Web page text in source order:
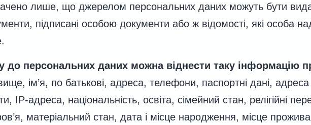
лише, що джерелом персональних даних можуть бути
підписані особою документи або ж відомості, які особа
до персональних даних можна віднести таку інформацію
ім’я, по батькові, адреса, телефони, паспортні дані,
ІР-адреса, національність, освіта, сімейний стан, релігійні
матеріальний стан, дата і місце народження, місце